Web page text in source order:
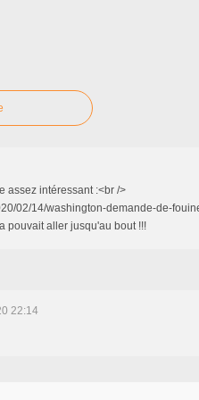
assez intéressant :<br />
02/14/washington-demande-de-
pouvait aller jusqu'au bout !!!
22:14